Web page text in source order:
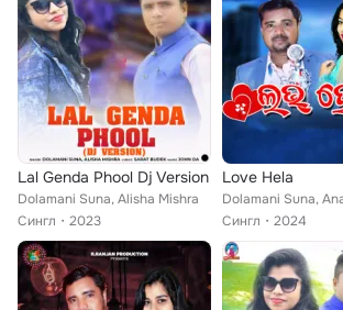
Lal Genda Phool Dj Version
Dolamani Suna, Alisha Mishra
Сингл
2023
Love Hela
Сингл
2024